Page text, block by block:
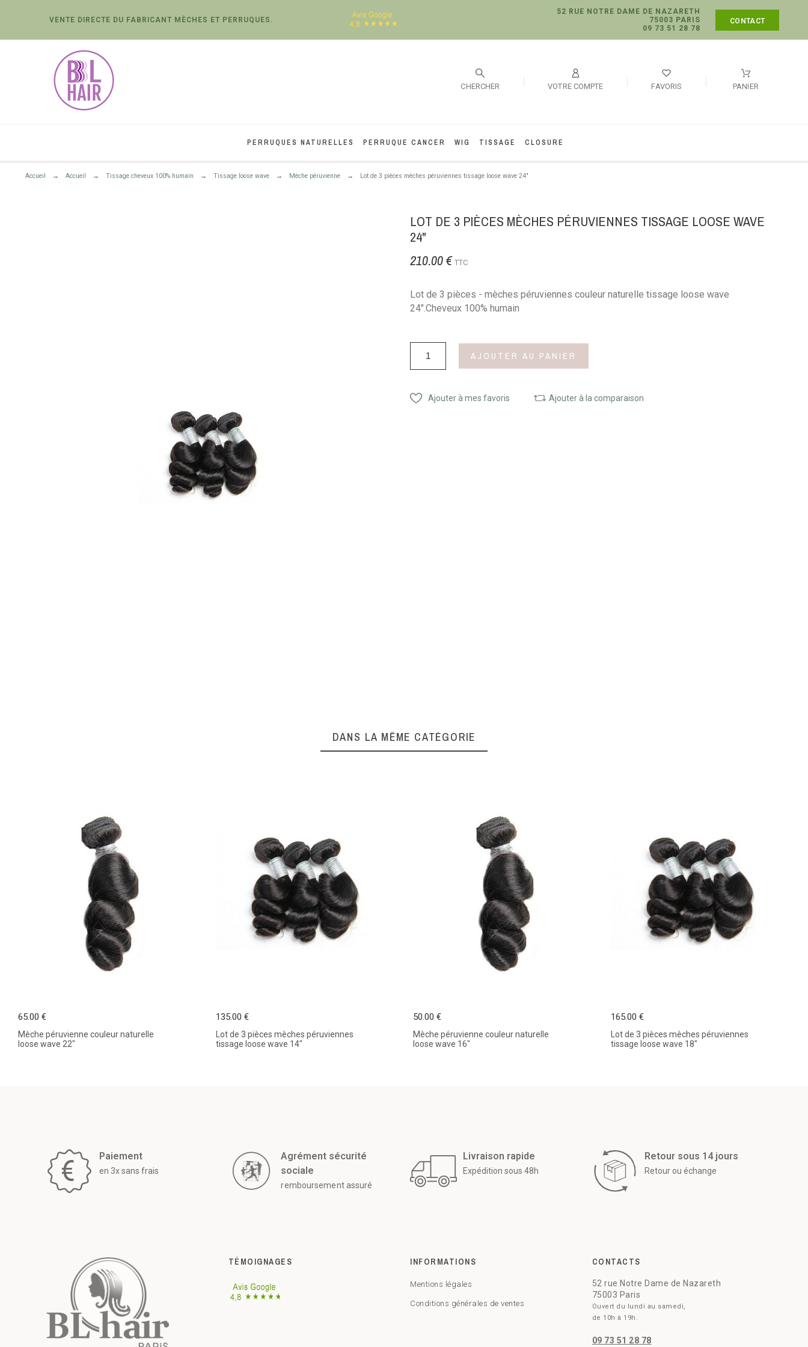
VENTE DIRECTE DU FABRICANT MÈCHES ET PERRUQUES.
52 RUE NOTRE DAME DE NAZARETH
75003 PARIS
09 73 51 28 78
CONTACT
VOTRE COMPTE FAVORIS PANIER
CHERCHER
PERRUQUES NATURELLES PERRUQUE CANCER WIG TISSAGE CLOSURE
Accueil Accueil Tissage cheveux 100% humain Tissage loose wave Mèche péruvienne Lot de 3 pièces mèches péruviennes tissage loose wave 24"
LOT DE 3 PIÈCES MÈCHES PÉRUVIENNES TISSAGE LOOSE WAVE
24"
210.00 € TTC
Lot de 3 pièces - mèches péruviennes couleur naturelle tissage loose wave
24".Cheveux 100% humain
AJOUTER AU PANIER
Ajouter à mes favoris Ajouter à la comparaison
DANS LA MÊME CATÉGORIE
Mèche péruvienne couleur naturelle
loose wave 22"
65.00 €
Lot de 3 pièces mèches péruviennes
tissage loose wave 14"
135.00 €
Mèche péruvienne couleur naturelle
loose wave 16"
50.00 €
Lot de 3 pièces mèches péruviennes
tissage loose wave 18"
165.00 €
Paiement
en 3x sans frais
Agrément sécurité
sociale
remboursement assuré
Livraison rapide
Expédition sous 48h
Retour sous 14 jours
Retour ou échange
TÉMOIGNAGES INFORMATIONS
Mentions légales
Conditions générales de ventes
CONTACTS
52 rue Notre Dame de Nazareth
75003 Paris
Ouvert du lundi au samedi,
de 10h à 19h.
09 73 51 28 78